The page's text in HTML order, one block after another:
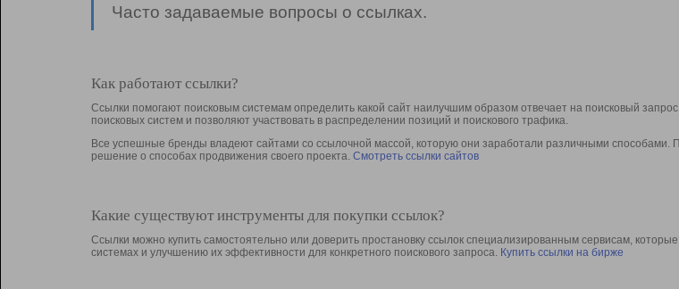
Часто задаваемые вопросы о ссылках.
Как работают ссылки?
Ссылки помогают поисковым системам определить какой сайт наилучшим образом отвечает на поисковый
поисковых систем и позволяют участвовать в раcпределении позиций и поискового трафика.
Все успешные бренды владеют сайтами со ссылочной массой, которую они заработали различными способами.
решение о способах продвижения своего проекта. Смотреть ссылки сайтов
Какие существуют инструменты для покупки ссылок?
Ссылки можно купить самостоятельно или доверить простановку ссылок специализированным сервисам,
системах и улучшению их эффективности для конкретного поискового запроса. Купить ссылки на бирже